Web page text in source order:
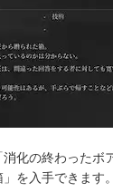
化の終わったボ
を入手できます。